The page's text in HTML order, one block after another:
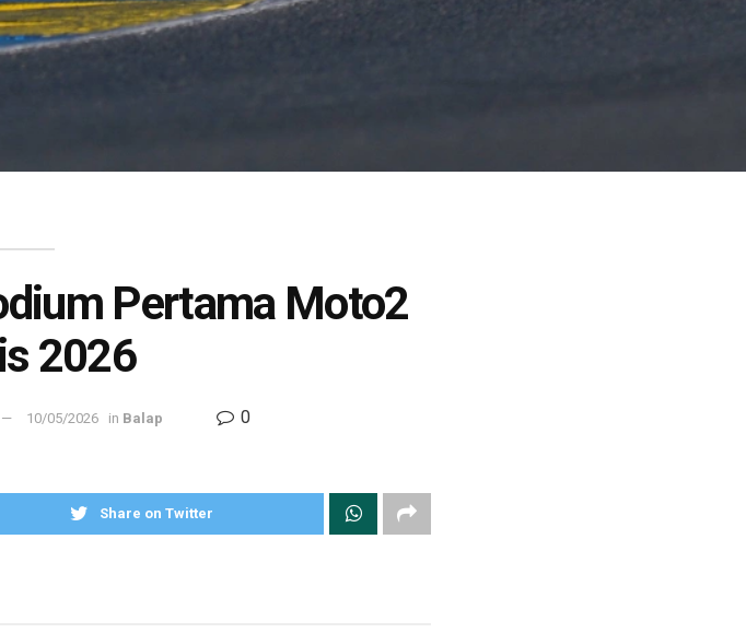
Pertama Moto2
2026
10/05/2026 in Balap 0
Share on Twitter